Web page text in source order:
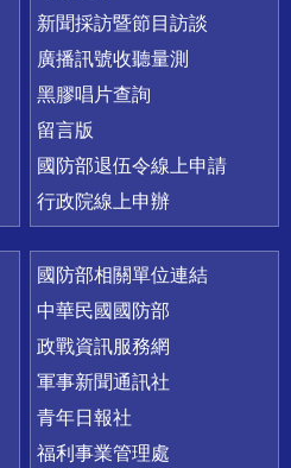
新聞採訪暨節目訪談
廣播訊號收聽量測
黑膠唱片查詢
留言版
國防部退伍令線上申請
行政院線上申辦
國防部相關單位連結
中華民國國防部
政戰資訊服務網
軍事新聞通訊社
青年日報社
福利事業管理處